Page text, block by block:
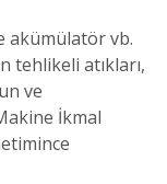
akümülatör vb.
tehlikeli atıkları,
ve
İkmal